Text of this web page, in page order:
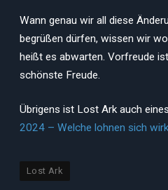
Wann genau wir all diese
begrüßen dürfen, wissen wir
heißt es abwarten. Vorfreude
schönste Freude.
Übrigens ist Lost Ark auch
2024 – Welche lohnen sich
Lost Ark